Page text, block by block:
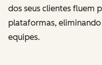
dos seus clientes fluem
plataformas, eliminando
equipes.